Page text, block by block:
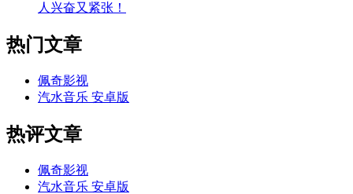
人兴奋又紧张！
热门文章
佩奇影视
汽水音乐 安卓版
热评文章
佩奇影视
汽水音乐 安卓版